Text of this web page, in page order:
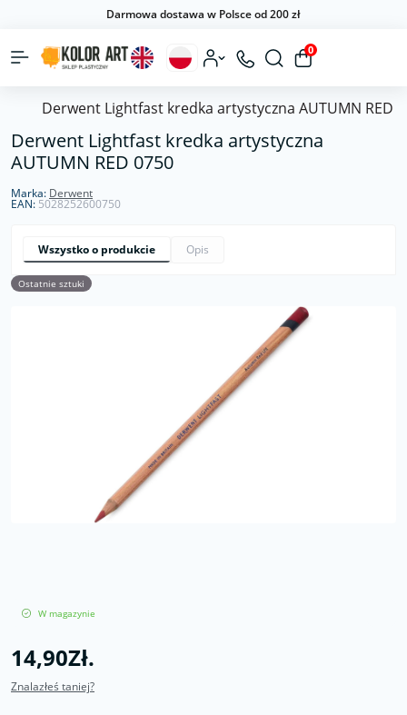
Darmowa dostawa w Polsce od 200 zł
0
Derwent Lightfast kredka artystyczna AUTUMN RED
Derwent Lightfast kredka artystyczna
AUTUMN RED 0750
Marka: Derwent
EAN: 5028252600750
Wszystko o produkcie Opis
Ostatnie sztuki
W magazynie
14,90Zł.
Znalazłeś taniej?